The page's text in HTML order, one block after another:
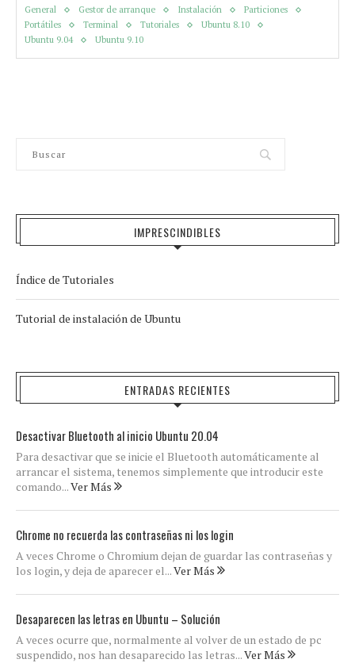
General Gestor de arranque Instalación
Particiones
Portátiles
Terminal Tutoriales
Ubuntu 8.10
Ubuntu 9.04
Ubuntu 9.10
IMPRESCINDIBLES
Índice de Tutoriales
Tutorial de instalación de Ubuntu
ENTRADAS RECIENTES
Desactivar Bluetooth al inicio Ubuntu 20.04
Para desactivar que se inicie el Bluetooth automáticamente al
arrancar el sistema, tenemos simplemente que introducir este
comando...Ver Más
Chrome no recuerda las contraseñas ni los login
A veces Chrome o Chromium dejan de guardar las contraseñas y
los login, y deja de aparecer el...Ver Más
Desaparecen las letras en Ubuntu – Solución
A veces ocurre que, normalmente al volver de un estado de pc
suspendido, nos han desaparecido las letras...Ver Más